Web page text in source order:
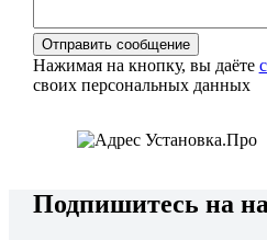
Нажимая на кнопку, вы даёте
своих персональных данных
Подпишитесь на